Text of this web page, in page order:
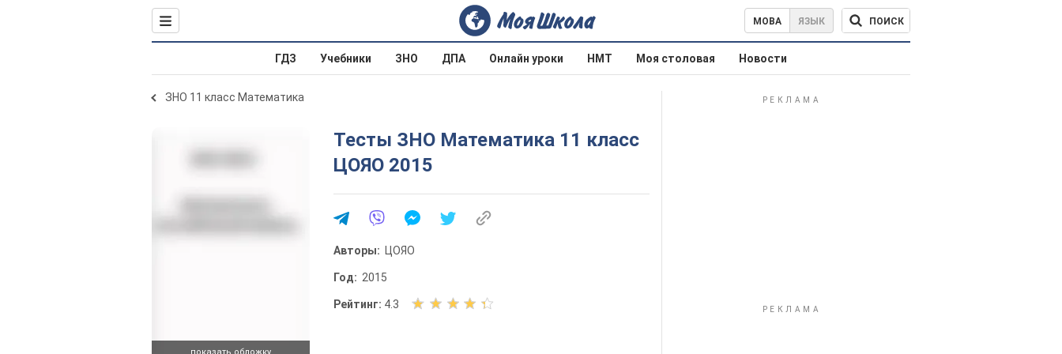
МОВА ЯЗЫК ПОИСК
ГДЗ Учебники ЗНО ДПА Онлайн уроки НМТ Моя столовая Новости
ЗНО 11 класс Математика
Тесты ЗНО Математика 11 класс
ЦОЯО 2015
Авторы: ЦОЯО
Год: 2015
Рейтинг: 4.3
О